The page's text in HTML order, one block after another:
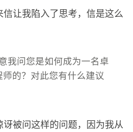
让我陷入了思考，信是这么
我问您是如何成为一名卓
师的？对此您有什么建议
被问这样的问题，因为我从